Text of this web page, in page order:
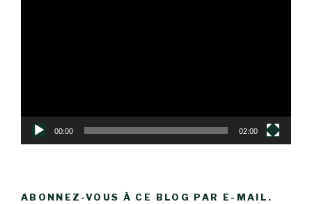
00:00 02:00
ABONNEZ-VOUS À CE BLOG PAR E-MAIL.